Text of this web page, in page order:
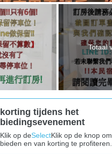
Totaal
korting tijdens het
biedingsevenement
Klik op deSelectKlik op de knop
bieden en van korting te profiteren.